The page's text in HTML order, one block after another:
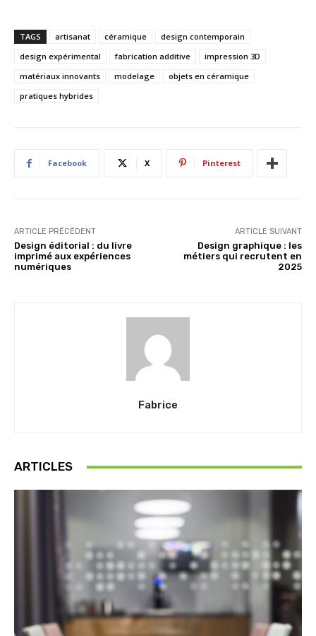
TAGS artisanat céramique
design contemporain
design expérimental
fabrication additive
impression 3D
matériaux innovants
modelage
objets en céramique
pratiques hybrides
Facebook X Pinterest
ARTICLE PRÉCÉDENT
Design éditorial : du livre
imprimé aux expériences
numériques
ARTICLE SUIVANT
Design graphique : les
métiers qui recrutent en
2025
Fabrice
ARTICLES